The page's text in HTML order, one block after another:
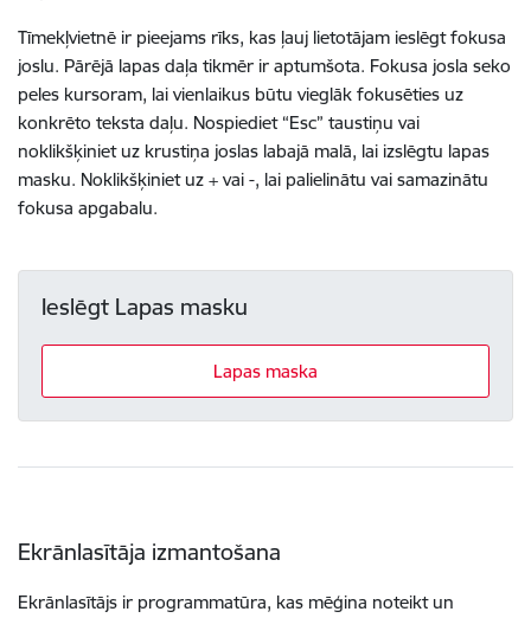
Tīmekļvietnē ir pieejams rīks, kas ļauj lietotājam ieslēgt fokusa
joslu. Pārējā lapas daļa tikmēr ir aptumšota. Fokusa josla seko
peles kursoram, lai vienlaikus būtu vieglāk fokusēties uz
konkrēto teksta daļu. Nospiediet “Esc” taustiņu vai
noklikšķiniet uz krustiņa joslas labajā malā, lai izslēgtu lapas
masku. Noklikšķiniet uz + vai -, lai palielinātu vai samazinātu
fokusa apgabalu.
Ieslēgt Lapas masku
Lapas maska
Ekrānlasītāja izmantošana
Ekrānlasītājs ir programmatūra, kas mēģina noteikt un